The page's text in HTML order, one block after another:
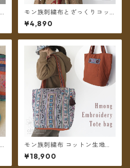
モン族刺繍布とざっくりコッ
トンのショルダーポーチ ＊メ
ール便送料無料＊
¥4,890
モン族刺繍布 コットン生地ト
ートバッグ クロスステッチ B
＊送料無料＊
¥18,900